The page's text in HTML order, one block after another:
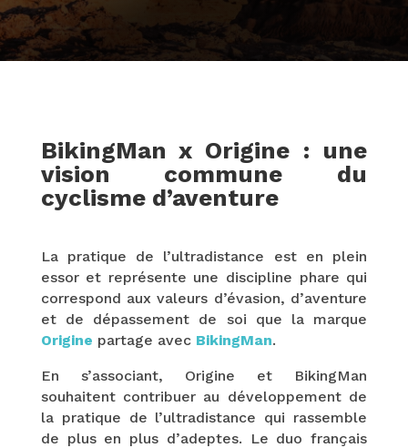
BikingMan x Origine : une
vision commune du
cyclisme d’aventure
La pratique de l’ultradistance est en plein
essor et représente une discipline phare qui
correspond aux valeurs d’évasion, d’aventure
et de dépassement de soi que la marque
Origine partage avec BikingMan.
En s’associant, Origine et BikingMan
souhaitent contribuer au développement de
la pratique de l’ultradistance qui rassemble
de plus en plus d’adeptes. Le duo français